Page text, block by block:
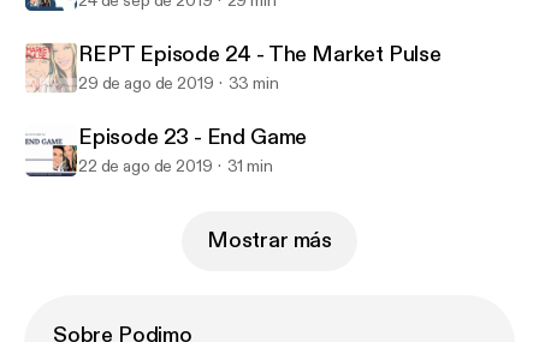
REPT Episode 24 - The Market Pulse
29 de ago de 2019 33 min
Episode 23 - End Game
22 de ago de 2019 31 min
Mostrar más
Sobre Podimo